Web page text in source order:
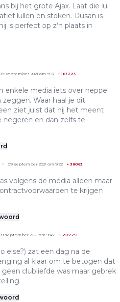
bij het grote Ajax. Laat die lui
lullen en stoken. Dusan is
is perfect op z’n plaats in
09 september 2021 om 9:13 +183223
enkele media iets over neppe
zeggen. Waar haal je dit
ziet juist dat hij het meent
negeren en dan zelfs te
09 september 2021 om 9:22 + 38063
volgens de media alleen maar
te krijgen
september 2021 om 9:47 + 20729
else?) zat een dag na de
al klaar om te betogen dat
clubliefde was maar gebrek